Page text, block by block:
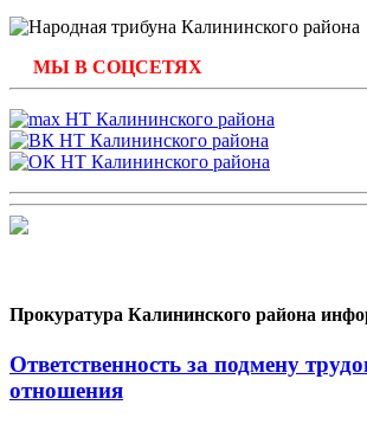
МЫ В СОЦСЕТЯХ
Прокуратура Калининского района
Ответственность за подмену
отношения